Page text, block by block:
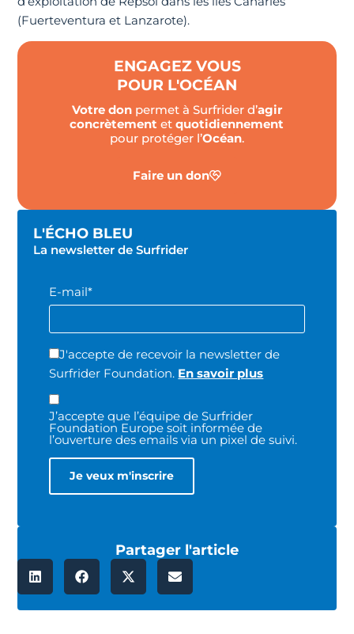
(Fuerteventura et Lanzarote).
ENGAGEZ VOUS
POUR L'OCÉAN
Votre donpermet à Surfrider d’agir
concrètement etquotidiennement
pour protéger l’Océan.
Faire un don
L'ÉCHO BLEU
La newsletter de Surfrider
E-mail*
J'accepte de recevoir la newsletter de
Surfrider Foundation. En savoir plus
J’accepte que l’équipe de Surfrider
Foundation Europe soit informée de
l’ouverture des emails via un pixel de suivi.
Partager l'article